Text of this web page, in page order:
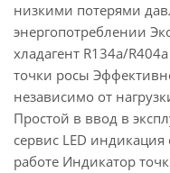
низкими потерями
энергопотреблении
хладагент R134a/
точки росы
независимо от
Простой в ввод в
сервис LED
работе Индикатор